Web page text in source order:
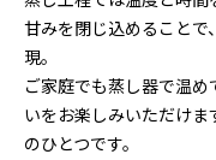
甘みを閉じ込めることで
現。
ご家庭でも蒸し器で温
いをお楽しみいただけま
のひとつです。